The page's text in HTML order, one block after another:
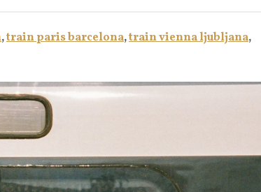
,train paris barcelona,train vienna ljubljana,